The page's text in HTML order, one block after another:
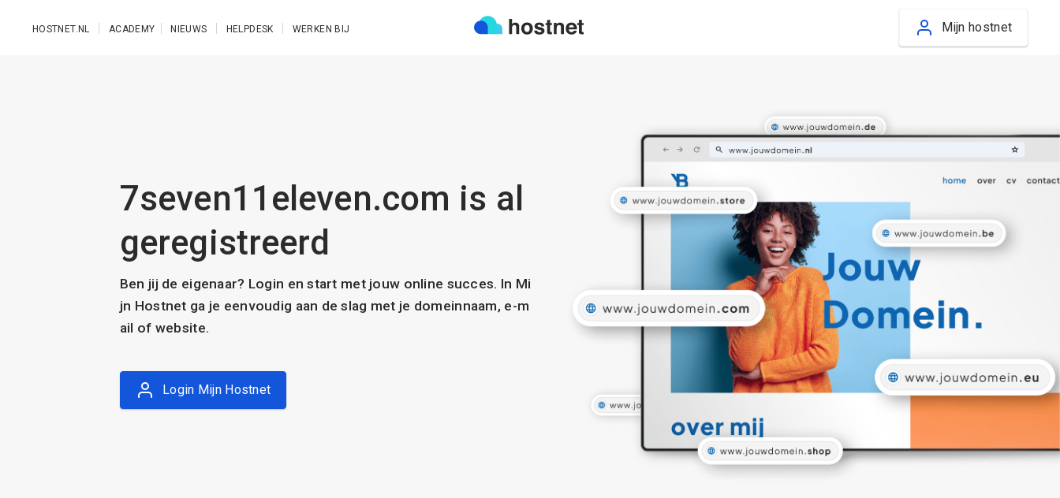
HOSTNET.NL ACADEMY NIEUWS HELPDESK WERKEN BIJ Mijn hostnet
7seven11eleven.com is al
geregistreerd
Ben jij de eigenaar? Login en start met jouw online succes. In Mi
jn Hostnet ga je eenvoudig aan de slag met je domeinnaam, e-m
ail of website.
Login Mijn Hostnet